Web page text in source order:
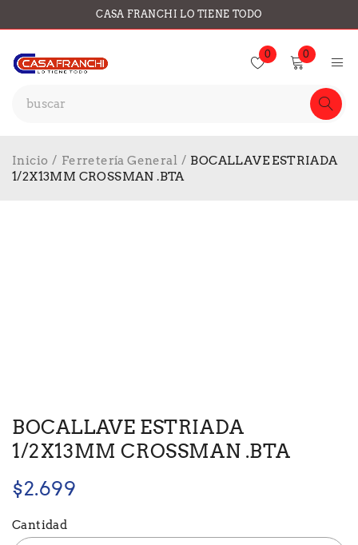
CASA FRANCHI LO TIENE TODO
0 0
Inicio / Ferretería General / BOCALLAVE ESTRIADA
1/2X13MM CROSSMAN .BTA
BOCALLAVE ESTRIADA
1/2X13MM CROSSMAN .BTA
$2.699
Cantidad